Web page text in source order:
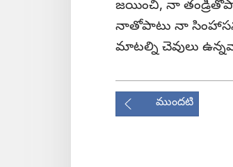
జయించి, నా
నాతోపాటు నా
మాటల్ని చెవులు
ముందటి